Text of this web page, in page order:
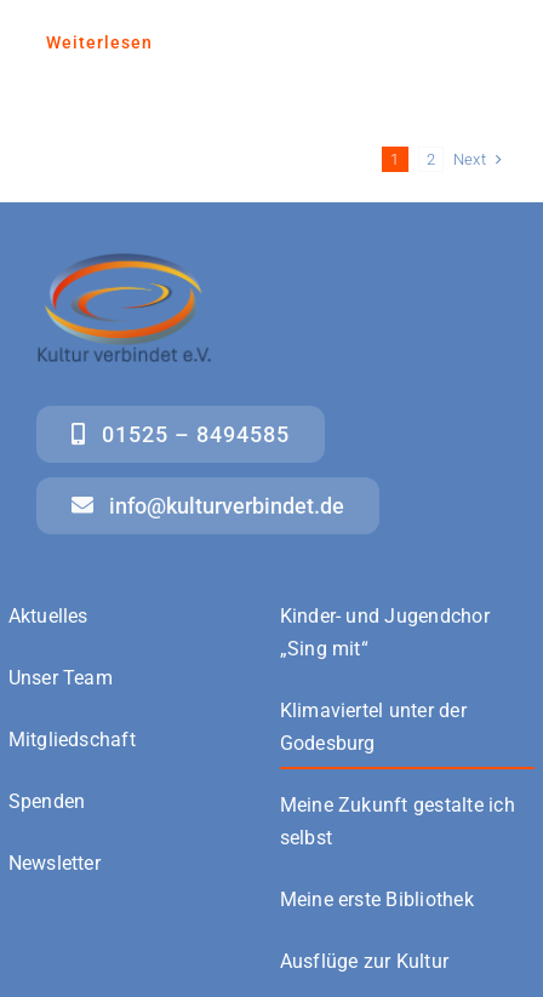
Weiterlesen
1 2 Next
01525 – 8494585
info@kulturverbindet.de
Aktuelles
Unser Team
Mitgliedschaft
Spenden
Newsletter
Kinder- und Jugendchor
„Sing mit“
Klimaviertel unter der
Godesburg
Meine Zukunft gestalte ich
selbst
Meine erste Bibliothek
Ausflüge zur Kultur